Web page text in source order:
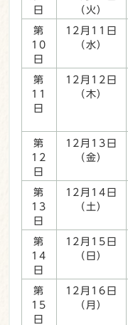
日
（火）
第
10
日
12月11日
（水）
第
11
日
12月12日
（木）
第
12
日
12月13日
（金）
第
13
日
12月14日
（土）
第
14
日
12月15日
（日）
第
15
日
12月16日
（月）